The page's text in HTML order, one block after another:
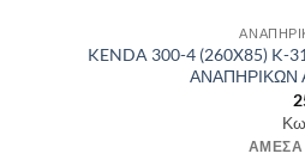
KENDA 300-4 (260X85)
ΑΝΑΠΗΡΙΚΩΝ
ΆΜΕΣΑ